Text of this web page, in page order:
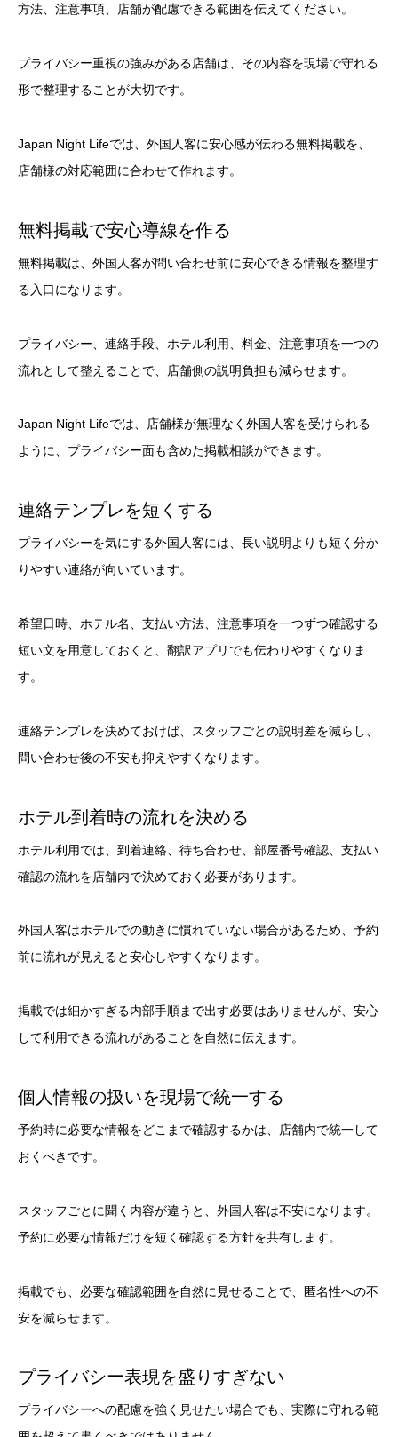
方法、注意事項、店舗が配慮できる範囲を伝えてください。
プライバシー重視の強みがある店舗は、その内容を現場で守れる
形で整理することが大切です。
Japan Night Lifeでは、外国人客に安心感が伝わる無料掲載を、
店舗様の対応範囲に合わせて作れます。
無料掲載で安心導線を作る
無料掲載は、外国人客が問い合わせ前に安心できる情報を整理す
る入口になります。
プライバシー、連絡手段、ホテル利用、料金、注意事項を一つの
流れとして整えることで、店舗側の説明負担も減らせます。
Japan Night Lifeでは、店舗様が無理なく外国人客を受けられる
ように、プライバシー面も含めた掲載相談ができます。
連絡テンプレを短くする
プライバシーを気にする外国人客には、長い説明よりも短く分か
りやすい連絡が向いています。
希望日時、ホテル名、支払い方法、注意事項を一つずつ確認する
短い文を用意しておくと、翻訳アプリでも伝わりやすくなりま
す。
連絡テンプレを決めておけば、スタッフごとの説明差を減らし、
問い合わせ後の不安も抑えやすくなります。
ホテル到着時の流れを決める
ホテル利用では、到着連絡、待ち合わせ、部屋番号確認、支払い
確認の流れを店舗内で決めておく必要があります。
外国人客はホテルでの動きに慣れていない場合があるため、予約
前に流れが見えると安心しやすくなります。
掲載では細かすぎる内部手順まで出す必要はありませんが、安心
して利用できる流れがあることを自然に伝えます。
個人情報の扱いを現場で統一する
予約時に必要な情報をどこまで確認するかは、店舗内で統一して
おくべきです。
スタッフごとに聞く内容が違うと、外国人客は不安になります。
予約に必要な情報だけを短く確認する方針を共有します。
掲載でも、必要な確認範囲を自然に見せることで、匿名性への不
安を減らせます。
プライバシー表現を盛りすぎない
プライバシーへの配慮を強く見せたい場合でも、実際に守れる範